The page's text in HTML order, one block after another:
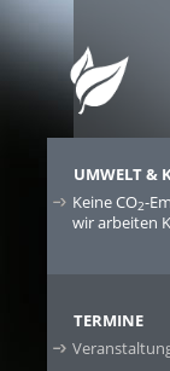
UMWELT &
Keine CO2-
wir arbeiten
TERMINE